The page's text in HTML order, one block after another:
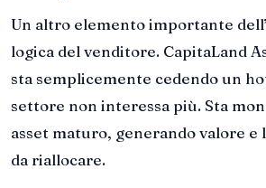
Un altro elemento importante
logica del venditore. CapitaLand
sta semplicemente cedendo un
settore non interessa più. Sta
asset maturo, generando valore e
da riallocare.